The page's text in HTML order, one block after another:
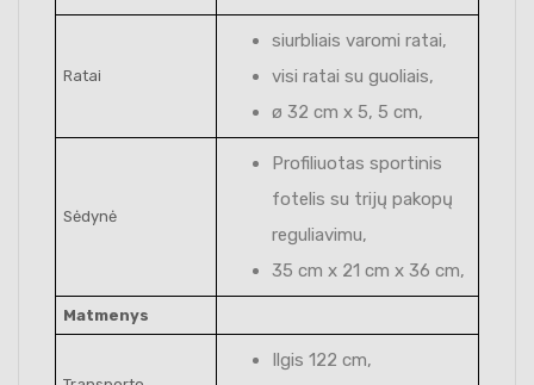
Ratai
siurbliais varomi ratai,
visi ratai su guoliais,
ø 32 cm x 5, 5 cm,
Sėdynė
Profiliuotas sportinis
fotelis su trijų pakopų
reguliavimu,
35 cm x 21 cm x 36 cm,
Matmenys
Ilgis 122 cm,